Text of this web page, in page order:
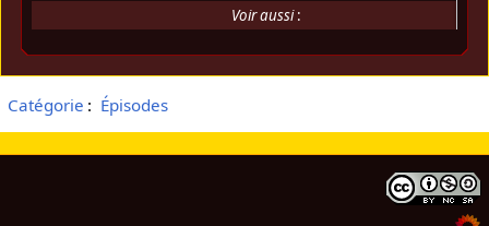
Voir aussi:
Catégorie : Épisodes